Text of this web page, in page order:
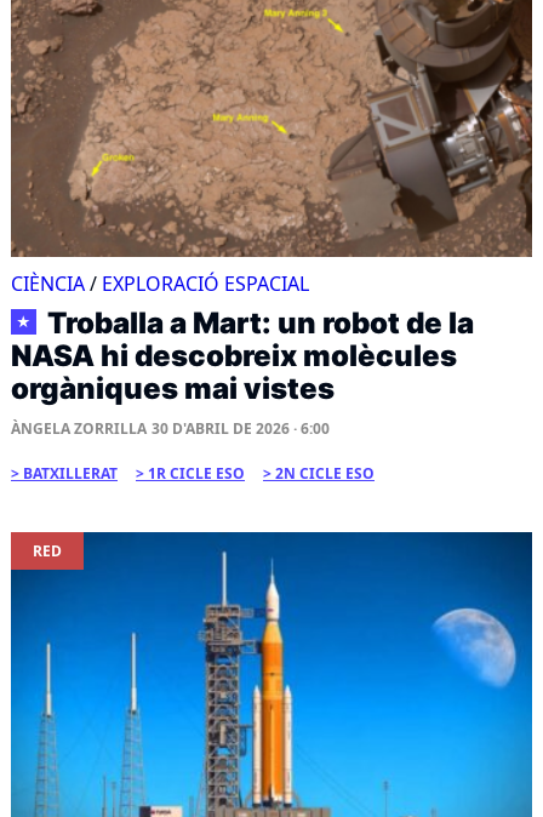
CIÈNCIA/ EXPLORACIÓ ESPACIAL
★
Troballa a Mart: un robot de la
NASA hi descobreix molècules
orgàniques mai vistes
ÀNGELA ZORRILLA 30 D'ABRIL DE 2026 · 6:00
BATXILLERAT 1R CICLE ESO 2N CICLE ESO
RED